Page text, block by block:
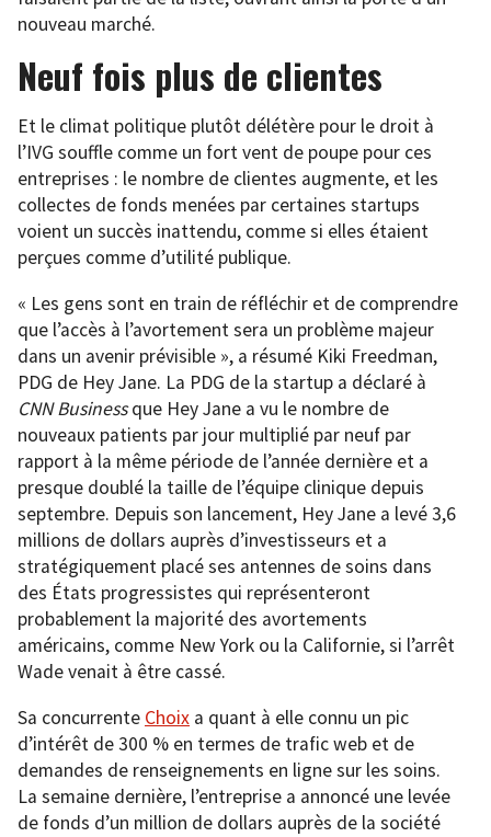
nouveau marché.
Neuf fois plus de clientes
Et le climat politique plutôt délétère pour le droit à
l’IVG souffle comme un fort vent de poupe pour ces
entreprises : le nombre de clientes augmente, et les
collectes de fonds menées par certaines startups
voient un succès inattendu, comme si elles étaient
perçues comme d’utilité publique.
« Les gens sont en train de réfléchir et de comprendre
que l’accès à l’avortement sera un problème majeur
dans un avenir prévisible », a résumé Kiki Freedman,
PDG de Hey Jane. La PDG de la startup a déclaré à
CNN Businessque Hey Jane a vu le nombre de
nouveaux patients par jour multiplié par neuf par
rapport à la même période de l’année dernière et a
presque doublé la taille de l’équipe clinique depuis
septembre. Depuis son lancement, Hey Jane a levé 3,6
millions de dollars auprès d’investisseurs et a
stratégiquement placé ses antennes de soins dans
des États progressistes qui représenteront
probablement la majorité des avortements
américains, comme New York ou la Californie, si l’arrêt
Wade venait à être cassé.
Sa concurrente Choix a quant à elle connu un pic
d’intérêt de 300 % en termes de trafic web et de
demandes de renseignements en ligne sur les soins.
La semaine dernière, l’entreprise a annoncé une levée
de fonds d’un million de dollars auprès de la société